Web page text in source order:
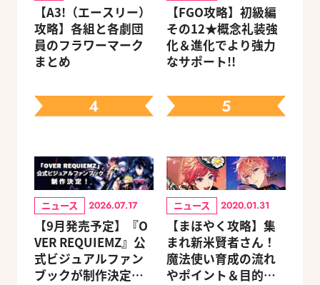
【A3!（エースリー）
攻略】各組と各劇団
員のフラワーマーク
まとめ
【FGO攻略】初級編
その12★概念礼装強
化＆進化でより強力
なサポート!!
4
ニュース 2026.07.17
【9月発売予定】『O
VER REQUIEMZ』公
式ビジュアルファン
ブックが制作決定！
5
ニュース 2020.01.31
【まほやく攻略】集
まれ新米賢者さん！
魔法使い育成の流れ
やポイント＆目的別